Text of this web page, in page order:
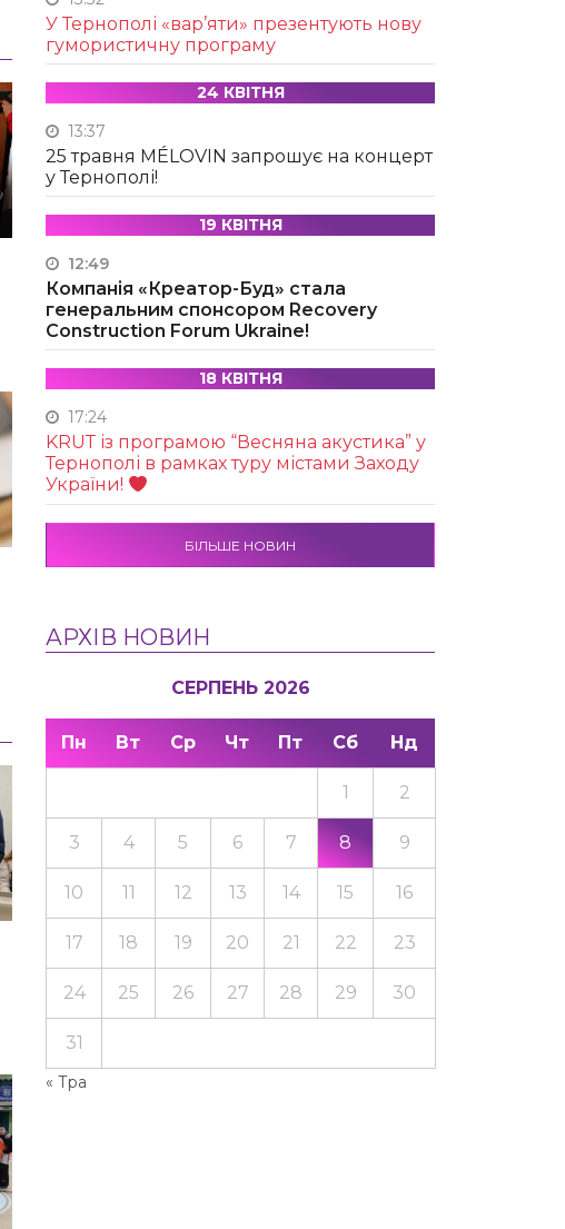
У Тернополі «вар’яти» презентують нову
гумористичну програму
24 КВІТНЯ
13:37
25 травня MÉLOVIN запрошує на концерт
у Тернополі!
19 КВІТНЯ
12:49
Компанія «Креатор-Буд» стала
генеральним спонсором Recovery
Construction Forum Ukraine!
18 КВІТНЯ
17:24
KRUТ із програмою “Весняна акустика” у
Тернополі в рамках туру містами Заходу
України!
БІЛЬШЕ НОВИН
АРХІВ НОВИН
СЕРПЕНЬ 2026
Пн Вт Ср Чт Пт Сб Нд
« Тра
1 2
3 4 5 6 7 8 9
10 11 12 13 14 15 16
17 18 19 20 21 22 23
24 25 26 27 28 29 30
31